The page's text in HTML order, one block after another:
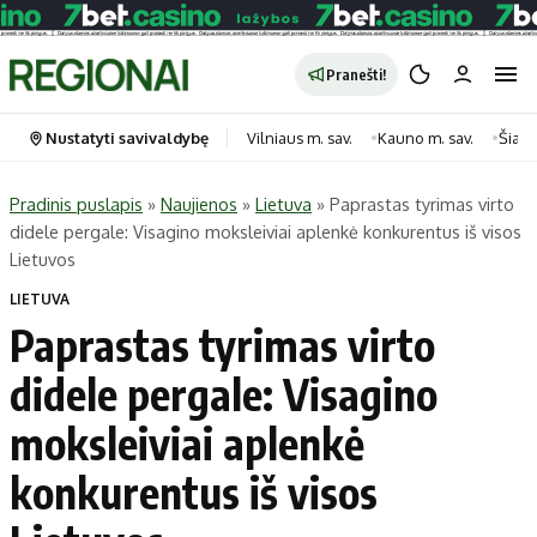
Pranešti!
Portalas
Naujausi
Regionai
Lietuva
Pasaulis
Politika
Kategorijos
Horoskopai
Laisvalaikis
Maistas
Sveikata
Technologijos
Nustatyti savivaldybę Vilniaus m. sav. Kauno m. sav.
Pradinis puslapis » Naujienos » Lietuva » Paprastas tyrimas virto
didele pergale: Visagino moksleiviai aplenkė konkurentus iš visos
Lietuvos
LIETUVA
Paprastas tyrimas virto
didele pergale: Visagino
moksleiviai aplenkė
konkurentus iš visos